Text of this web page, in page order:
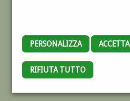
PERSONALIZZA ACCETTA
RIFIUTA TUTTO